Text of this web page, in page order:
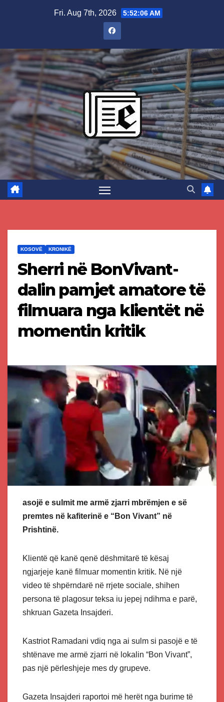
Fri. Aug 7th, 2026 5:52:08 AM
KOSOVË KRONIKË
Sherri në BonVivant-
dalin pamjet amatore të
filmuara nga klientët në
momentin kritik
asojë e sulmit me armë zjarri mbrëmjen e së
premtes në kafiterinë e “Bon Vivant” në
Prishtinë.
Klientë që kanë qenë dëshmitarë të kësaj
ngjarjeje kanë filmuar momentin kritik. Në një
video të shpërndarë në rrjete sociale, shihen
persona të plagosur teksa iu jepej ndihma e parë,
shkruan Gazeta Insajderi.
Kastriot Ramadani vdiq nga ai sulm si pasojë e të
shtënave me armë zjarri në lokalin “Bon Vivant”,
pas një përleshjeje mes dy grupeve.
Gazeta Insajderi raportoi më herët nga burime të